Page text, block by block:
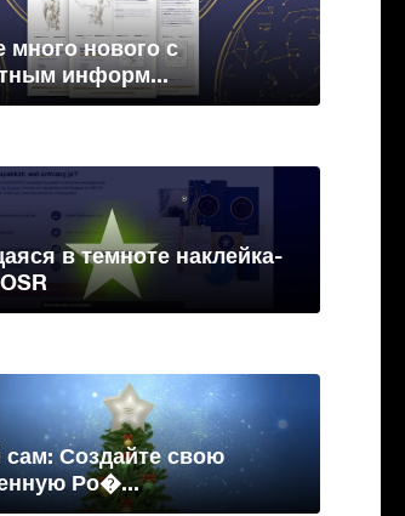
много нового с
информ...
в темноте наклейка-
сам: Создайте свою
Ро�...